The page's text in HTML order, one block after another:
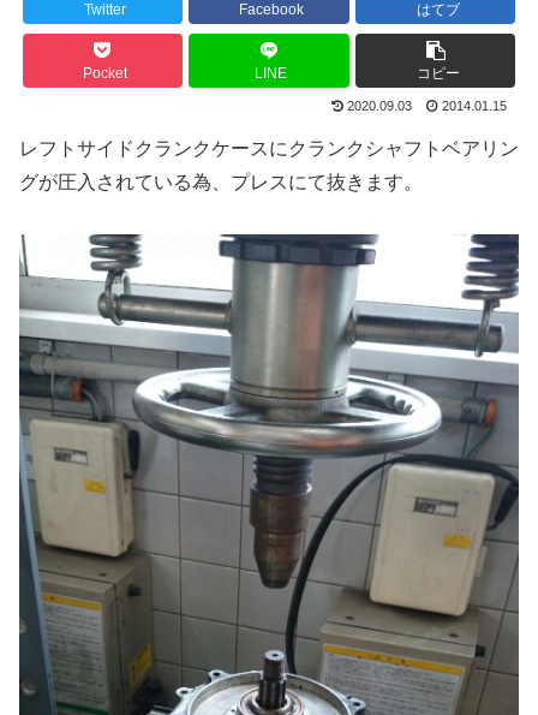
Twitter Facebook はてブ
Pocket LINE コピー
2020.09.03 2014.01.15
レフトサイドクランクケースにクランクシャフトベアリン
グが圧入されている為、プレスにて抜きます。